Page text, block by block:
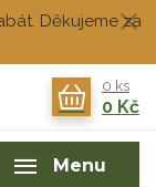
Děkujeme za
Menu
0 ks
0 Kč